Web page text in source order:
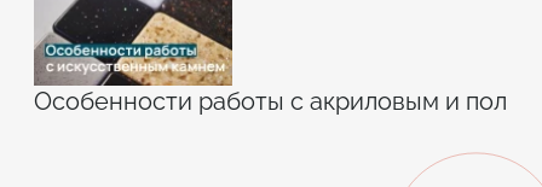
Особенности работы с акриловым и